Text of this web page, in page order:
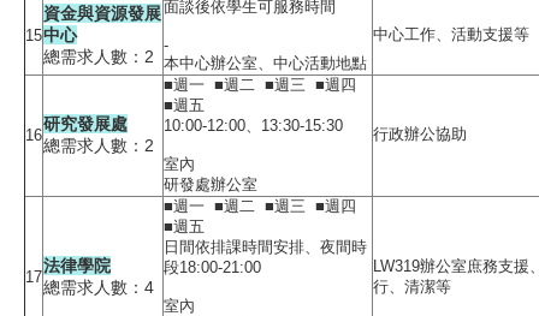
15
資金與資源發展
中心
總需求人數：2
面談後依學生可服務時間
-
本中心辦公室、中心活動地點
中心工作、活動支援等
16
研究發展處
總需求人數：2
■週一 ■週二 ■週三 ■週四
■週五
10:00-12:00、13:30-15:30
室內
研發處辦公室
行政辦公協助
17
法律學院
總需求人數：4
■週一 ■週二 ■週三 ■週四
■週五
日間依排課時間安排、夜間時
段18:00-21:00
室內
LW319辦公室庶務支援
行、清潔等